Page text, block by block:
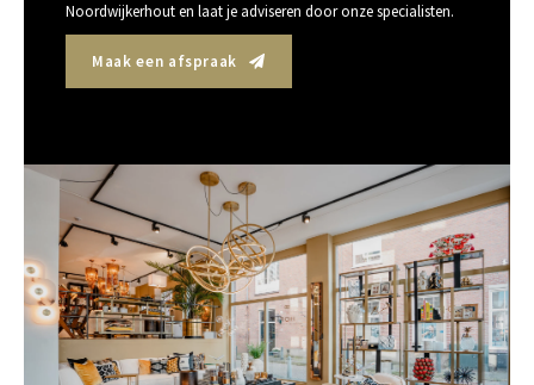
Noordwijkerhout en laat je adviseren door onze specialisten.
Maak een afspraak